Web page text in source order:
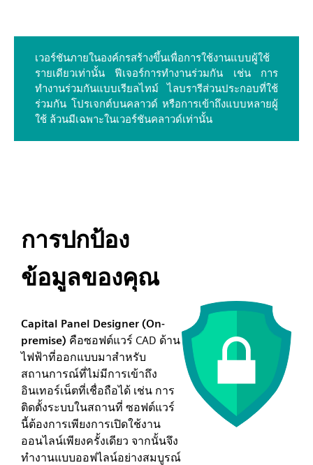
เวอร์ชันภายในองค์กรสร้างขึ้นเพื่อการใช้งานแบบผู้ใช้
รายเดียวเท่านั้น ฟีเจอร์การทำงานร่วมกัน เช่น การ
ทำงานร่วมกันแบบเรียลไทม์ ไลบรารีส่วนประกอบที่ใช้
ร่วมกัน โปรเจกต์บนคลาวด์ หรือการเข้าถึงแบบหลายผู้
ใช้ ล้วนมีเฉพาะในเวอร์ชันคลาวด์เท่านั้น
การปกป้อง
ข้อมูลของคุณ
Capital Panel Designer (On-
premise) คือซอฟต์แวร์ CAD ด้าน
ไฟฟ้าที่ออกแบบมาสำหรับ
สถานการณ์ที่ไม่มีการเข้าถึง
อินเทอร์เน็ตที่เชื่อถือได้ เช่น การ
ติดตั้งระบบในสถานที่ ซอฟต์แวร์
นี้ต้องการเพียงการเปิดใช้งาน
ออนไลน์เพียงครั้งเดียว จากนั้นจึง
ทำงานแบบออฟไลน์อย่างสมบูรณ์